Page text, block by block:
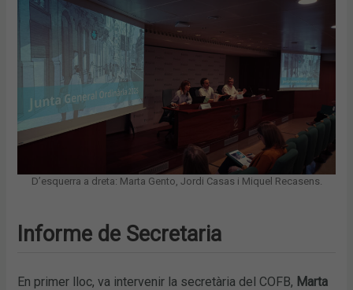
D’esquerra a dreta: Marta Gento, Jordi Casas i Miquel Recasens.
Informe de Secretaria
En primer lloc, va intervenir la secretària del COFB, Marta